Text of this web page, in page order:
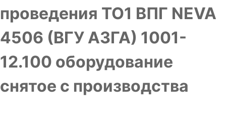
проведения ТО1 ВПГ NEVA
4506 (ВГУ АЗГА) 1001-
12.100 оборудование
снятое с производства